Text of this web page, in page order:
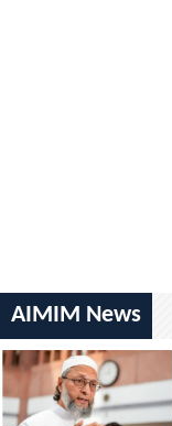
AIMIM News